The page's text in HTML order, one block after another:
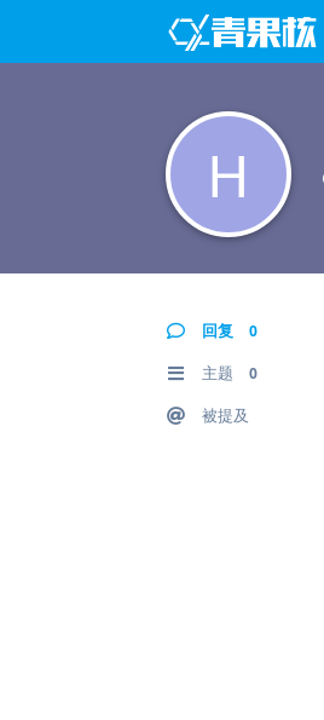
H
回复 0
主题 0
被提及